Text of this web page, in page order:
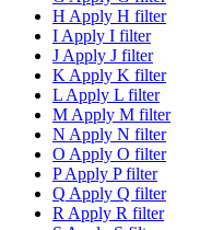
H Apply H filter
I Apply I filter
J Apply J filter
K Apply K filter
L Apply L filter
M Apply M filter
N Apply N filter
O Apply O filter
PApply P filter
Q Apply Q filter
R Apply R filter